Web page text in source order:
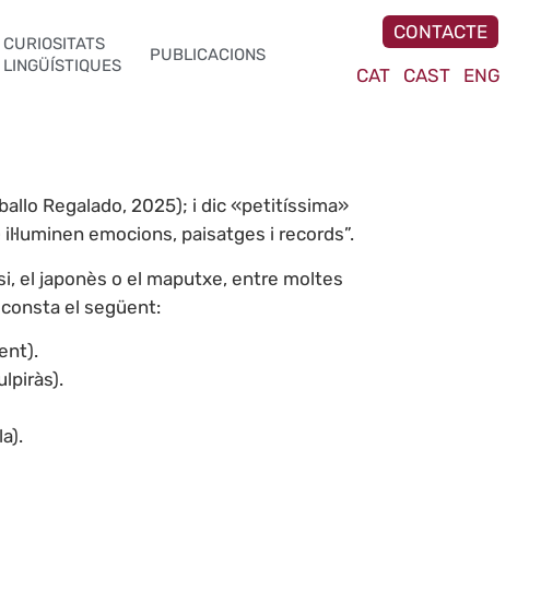
CURIOSITATS
LINGÜÍSTIQUES
PUBLICACIONS
CONTACTE
CAT
CAST ENG
Regalado, 2025); i dic «petitíssima»
emocions, paisatges i records”.
el japonès o el maputxe, entre moltes
consta el següent: